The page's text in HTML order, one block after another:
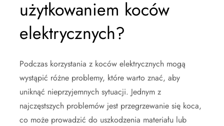
użytkowaniem koców
elektrycznych?
Podczas korzystania z koców elektrycznych mogą
wystąpić różne problemy, które warto znać, aby
uniknąć nieprzyjemnych sytuacji. Jednym z
najczęstszych problemów jest przegrzewanie się koca,
co może prowadzić do uszkodzenia materiału lub